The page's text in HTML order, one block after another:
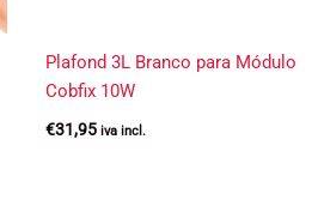
Plafond 3L Branco para Módulo
Cobfix 10W
€31,95 iva incl.